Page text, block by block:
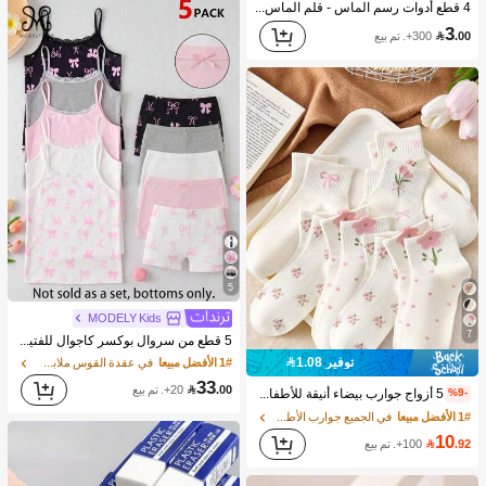
4 قطع أدوات رسم الماس - قلم الماس ذاتي اللصق، قلم شمعي مزدوج الطرف لالتقاط أحجار الراين والبلورات والأقراط، قلم تنقيط فن الأظافر، مناسب للرسم ثلاثي الأبعاد DIY، التطريز المتقاطع اليدوي، إكسسوارات فن الأظافر، أدوات ديكور DIY بمقبض خرز بلوري (1/2/3/4 قطع) متوفرة
3.00 300+. تم بيع
7
توفير 1.08
%9-
1# الأفضل مبيعا
في الجميع جوارب الأطفال والرضع
10.92 100+. تم بيع
5
MODELY Kids
5 قطع من سروال بوكسر كاجوال للفتيات المراهقات بألوان الوردي والأبيض والأزرق البحري والرمادي. مصممة للاستخدام على مدار السنة بقماش محبوك خفيف الوزن. تتميز هذه الملابس الداخلية بطباعة رسومات فراشة جميلة. قماش ناعم ومريح يتضمن خصر مطاطي لياقة مريحة وملائمة للملابس الأساسية اليومية للفتيات.
1# الأفضل مبيعا
في عقدة القوس ملابس داخلية للفتيات المراهقات
33.00 20+. تم بيع